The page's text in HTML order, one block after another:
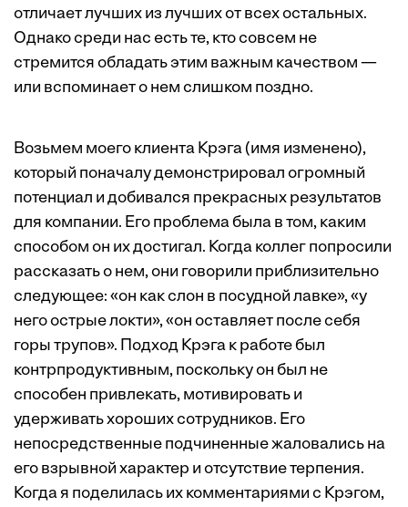
отличает лучших из лучших от всех остальных.
Однако среди нас есть те, кто совсем не
стремится обладать этим важным качеством —
или вспоминает о нем слишком поздно.
Возьмем моего клиента Крэга (имя изменено),
который поначалу демонстрировал огромный
потенциал и добивался прекрасных результатов
для компании. Его проблема была в том, каким
способом он их достигал. Когда коллег попросили
рассказать о нем, они говорили приблизительно
следующее: «он как слон в посудной лавке», «у
него острые локти», «он оставляет после себя
горы трупов». Подход Крэга к работе был
контрпродуктивным, поскольку он был не
способен привлекать, мотивировать и
удерживать хороших сотрудников. Его
непосредственные подчиненные жаловались на
его взрывной характер и отсутствие терпения.
Когда я поделилась их комментариями с Крэгом,